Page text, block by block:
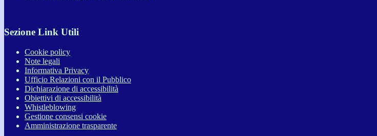
Sezione Link Utili
Cookie policy
Note legali
Informativa Privacy
Ufficio Relazioni con il Pubblico
Dichiarazione di accessibilità
Obiettivi di accessibilità
Whistleblowing
Gestione consensi cookie
Amministrazione trasparente